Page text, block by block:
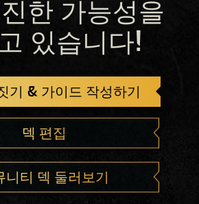
한 가능성을
있습니다!
기 & 가이드 작성하기
덱 편집
니티 덱 둘러보기